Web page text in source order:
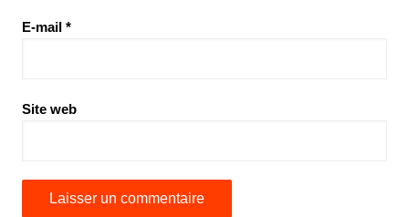
E-mail *
Site web